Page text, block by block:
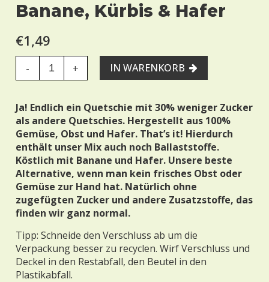
Banane, Kürbis & Hafer
€1,49
- + IN WARENKORB
Ja! Endlich ein Quetschie mit 30% weniger Zucker
als andere Quetschies. Hergestellt aus 100%
Gemüse, Obst und Hafer. That’s it! Hierdurch
enthält unser Mix auch noch Ballaststoffe.
Köstlich mit Banane und Hafer. Unsere beste
Alternative, wenn man kein frisches Obst oder
Gemüse zur Hand hat. Natürlich ohne
zugefügten Zucker und andere Zusatzstoffe, das
finden wir ganz normal.
Tipp: Schneide den Verschluss ab um die
Verpackung besser zu recyclen. Wirf Verschluss und
Deckel in den Restabfall, den Beutel in den
Plastikabfall.